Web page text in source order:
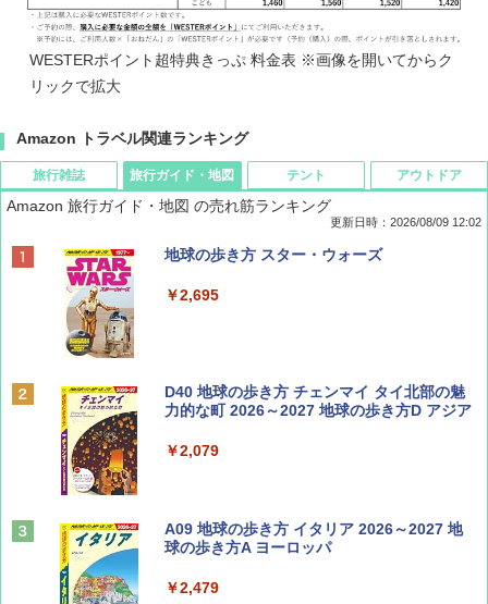
WESTERポイント超特典きっぷ 料金表 ※画像を開いてからク
リックで拡大
Amazon トラベル関連ランキング
旅行雑誌
BE-PAL(ビ-パル) 2026年 9 月号【特別付録:
ディズニーファン ２０２６年 ９月号 [雑
誌] (ＤＩＳＮＥＹ ＦＡＮ)
￥713
山と溪谷 2026年8月号「南アルプス大全」
旅行ガイド・地図
Amazon 旅行ガイド・地図 の売れ筋ランキング
更新日時：2026/08/09 12:02
地球の歩き方 スター・ウォーズ
￥2,695
D40 地球の歩き方 チェンマイ タイ北部の魅
力的な町 2026～2027 地球の歩き方D アジア
￥2,079
A09 地球の歩き方 イタリア 2026～2027 地
球の歩き方A ヨーロッパ
￥2,479
テント アウトドア